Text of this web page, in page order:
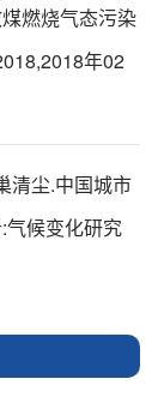
燃烧气态污染
年02
清尘.中国城市
气候变化研究